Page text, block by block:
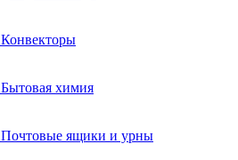
Конвекторы
Бытовая химия
Почтовые ящики и урны